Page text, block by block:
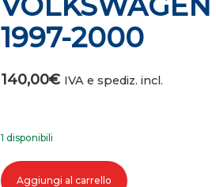
1997-2000
140,00€ IVA e spediz. incl.
1 disponibili
COFANO ANTERIORE VOLKSWAGEN
Aggiungi al carrello